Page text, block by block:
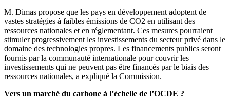
M. Dimas propose que les pays en développement adoptent de
vastes stratégies à faibles émissions de CO2 en utilisant des
ressources nationales et en réglementant. Ces mesures pourraient
stimuler progressivement les investissements du secteur privé dans le
domaine des technologies propres. Les financements publics seront
fournis par la communauté internationale pour couvrir les
investissements qui ne peuvent pas être financés par le biais des
ressources nationales, a expliqué la Commission.
Vers un marché du carbone à l’échelle de l’OCDE ?